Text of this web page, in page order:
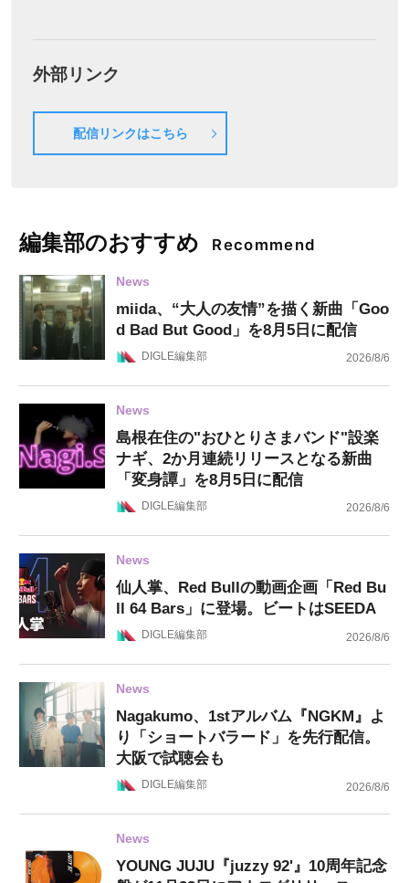
外部リンク
配信リンクはこちら
編集部のおすすめ Recommend
News
miida、“大人の友情”を描く新曲「Goo
d Bad But Good」を8月5日に配信
DIGLE編集部 2026/8/6
News
島根在住の"おひとりさまバンド"設楽
ナギ、2か月連続リリースとなる新曲
「変身譚」を8月5日に配信
DIGLE編集部 2026/8/6
News
仙人掌、Red Bullの動画企画「Red Bu
ll 64 Bars」に登場。ビートはSEEDA
DIGLE編集部 2026/8/6
News
Nagakumo、1stアルバム『NGKM』よ
り「ショートバラード」を先行配信。
大阪で試聴会も
DIGLE編集部 2026/8/6
News
YOUNG JUJU『juzzy 92'』10周年記念